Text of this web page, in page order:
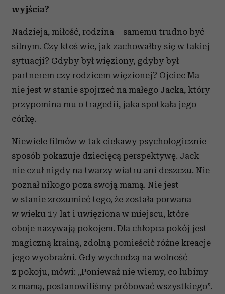
wyjścia?
Nadzieja, miłość, rodzina – samemu trudno być
silnym. Czy ktoś wie, jak zachowałby się w takiej
sytuacji? Gdyby był więziony, gdyby był
partnerem czy rodzicem więzionej? Ojciec Ma
nie jest w stanie spojrzeć na małego Jacka, który
przypomina mu o tragedii, jaka spotkała jego
córkę.
Niewiele filmów w tak ciekawy psychologicznie
sposób pokazuje dziecięcą perspektywę. Jack
nie czuł nigdy na twarzy wiatru ani deszczu. Nie
poznał nikogo poza swoją mamą. Nie jest
w stanie zrozumieć tego, że została porwana
w wieku 17 lat i uwięziona w miejscu, które
oboje nazywają pokojem. Dla chłopca pokój jest
magiczną krainą, zdolną pomieścić różne kreacje
jego wyobraźni. Gdy wychodzą na wolność
z pokoju, mówi: „Ponieważ nie wiemy, co lubimy
z mamą, postanowiliśmy próbować wszystkiego”.